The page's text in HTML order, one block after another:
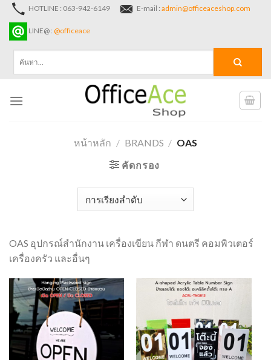
Skip
content
HOTLINE : 063-942-6149 E-mail : admin@officeaceshop.com
LINE@ : @officeace
หน้าหลัก / BRANDS / OAS
คัดกรอง
OAS อุปกรณ์สำนักงาน เครื่องเขียน กีฬา ดนตรี คอมพิวเตอร์
เครื่องครัว และอื่นๆ